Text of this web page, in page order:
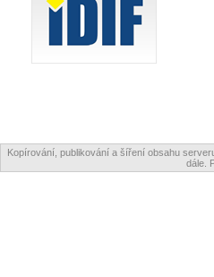
Kopírování, publikování a šíření obsahu
dále.